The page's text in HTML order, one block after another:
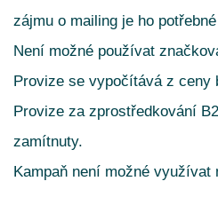
zájmu o mailing je ho
Není možné používat
Provize se vypočítává z ceny
Provize za zprostředkování
zamítnuty.
Kampaň není možné využívat